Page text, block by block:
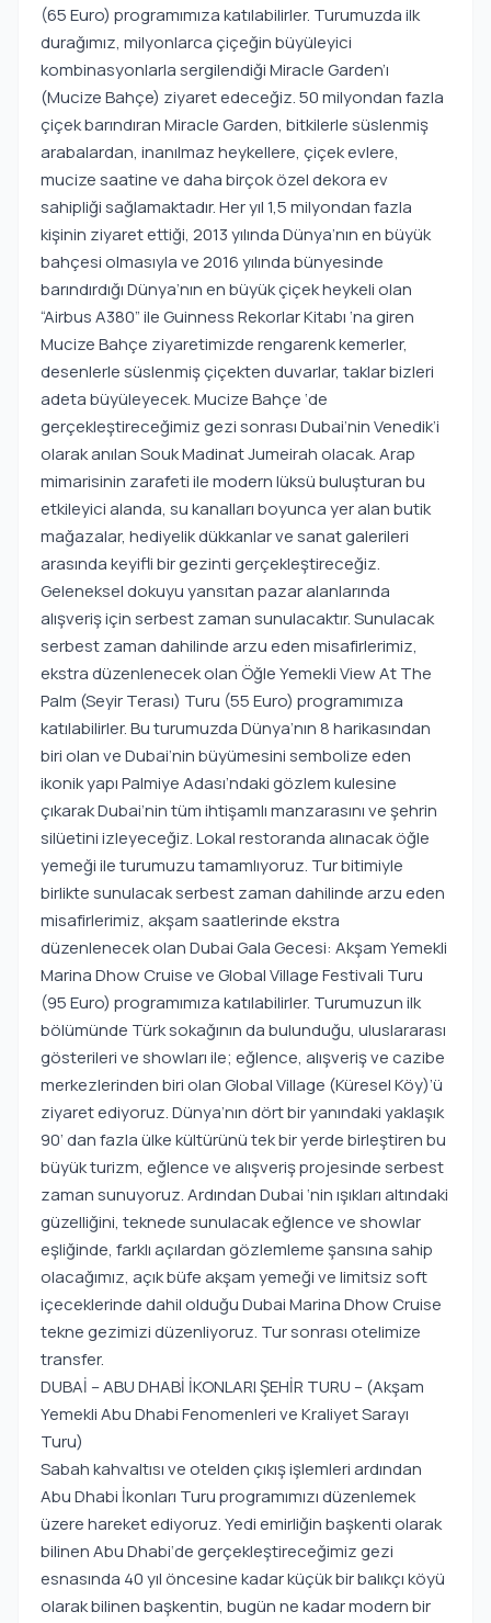
(65 Euro) programımıza katılabilirler. Turumuzda ilk
durağımız, milyonlarca çiçeğin büyüleyici
kombinasyonlarla sergilendiği Miracle Garden’ı
(Mucize Bahçe) ziyaret edeceğiz. 50 milyondan fazla
çiçek barındıran Miracle Garden, bitkilerle süslenmiş
arabalardan, inanılmaz heykellere, çiçek evlere,
mucize saatine ve daha birçok özel dekora ev
sahipliği sağlamaktadır. Her yıl 1,5 milyondan fazla
kişinin ziyaret ettiği, 2013 yılında Dünya’nın en büyük
bahçesi olmasıyla ve 2016 yılında bünyesinde
barındırdığı Dünya’nın en büyük çiçek heykeli olan
“Airbus A380” ile Guinness Rekorlar Kitabı ‘na giren
Mucize Bahçe ziyaretimizde rengarenk kemerler,
desenlerle süslenmiş çiçekten duvarlar, taklar bizleri
adeta büyüleyecek. Mucize Bahçe ‘de
gerçekleştireceğimiz gezi sonrası Dubai’nin Venedik’i
olarak anılan Souk Madinat Jumeirah olacak. Arap
mimarisinin zarafeti ile modern lüksü buluşturan bu
etkileyici alanda, su kanalları boyunca yer alan butik
mağazalar, hediyelik dükkanlar ve sanat galerileri
arasında keyifli bir gezinti gerçekleştireceğiz.
Geleneksel dokuyu yansıtan pazar alanlarında
alışveriş için serbest zaman sunulacaktır. Sunulacak
serbest zaman dahilinde arzu eden misafirlerimiz,
ekstra düzenlenecek olan Öğle Yemekli View At The
Palm (Seyir Terası) Turu (55 Euro) programımıza
katılabilirler. Bu turumuzda Dünya’nın 8 harikasından
biri olan ve Dubai’nin büyümesini sembolize eden
ikonik yapı Palmiye Adası’ndaki gözlem kulesine
çıkarak Dubai’nin tüm ihtişamlı manzarasını ve şehrin
silüetini izleyeceğiz. Lokal restoranda alınacak öğle
yemeği ile turumuzu tamamlıyoruz. Tur bitimiyle
birlikte sunulacak serbest zaman dahilinde arzu eden
misafirlerimiz, akşam saatlerinde ekstra
düzenlenecek olan Dubai Gala Gecesi: Akşam Yemekli
Marina Dhow Cruise ve Global Village Festivali Turu
(95 Euro) programımıza katılabilirler. Turumuzun ilk
bölümünde Türk sokağının da bulunduğu, uluslararası
gösterileri ve showları ile; eğlence, alışveriş ve cazibe
merkezlerinden biri olan Global Village (Küresel Köy)’ü
ziyaret ediyoruz. Dünya’nın dört bir yanındaki yaklaşık
90’ dan fazla ülke kültürünü tek bir yerde birleştiren bu
büyük turizm, eğlence ve alışveriş projesinde serbest
zaman sunuyoruz. Ardından Dubai ‘nin ışıkları altındaki
güzelliğini, teknede sunulacak eğlence ve showlar
eşliğinde, farklı açılardan gözlemleme şansına sahip
olacağımız, açık büfe akşam yemeği ve limitsiz soft
içeceklerinde dahil olduğu Dubai Marina Dhow Cruise
tekne gezimizi düzenliyoruz. Tur sonrası otelimize
transfer.
DUBAİ – ABU DHABİ İKONLARI ŞEHİR TURU – (Akşam
Yemekli Abu Dhabi Fenomenleri ve Kraliyet Sarayı
Turu)
Sabah kahvaltısı ve otelden çıkış işlemleri ardından
Abu Dhabi İkonları Turu programımızı düzenlemek
üzere hareket ediyoruz. Yedi emirliğin başkenti olarak
bilinen Abu Dhabi‘de gerçekleştireceğimiz gezi
esnasında 40 yıl öncesine kadar küçük bir balıkçı köyü
olarak bilinen başkentin, bugün ne kadar modern bir